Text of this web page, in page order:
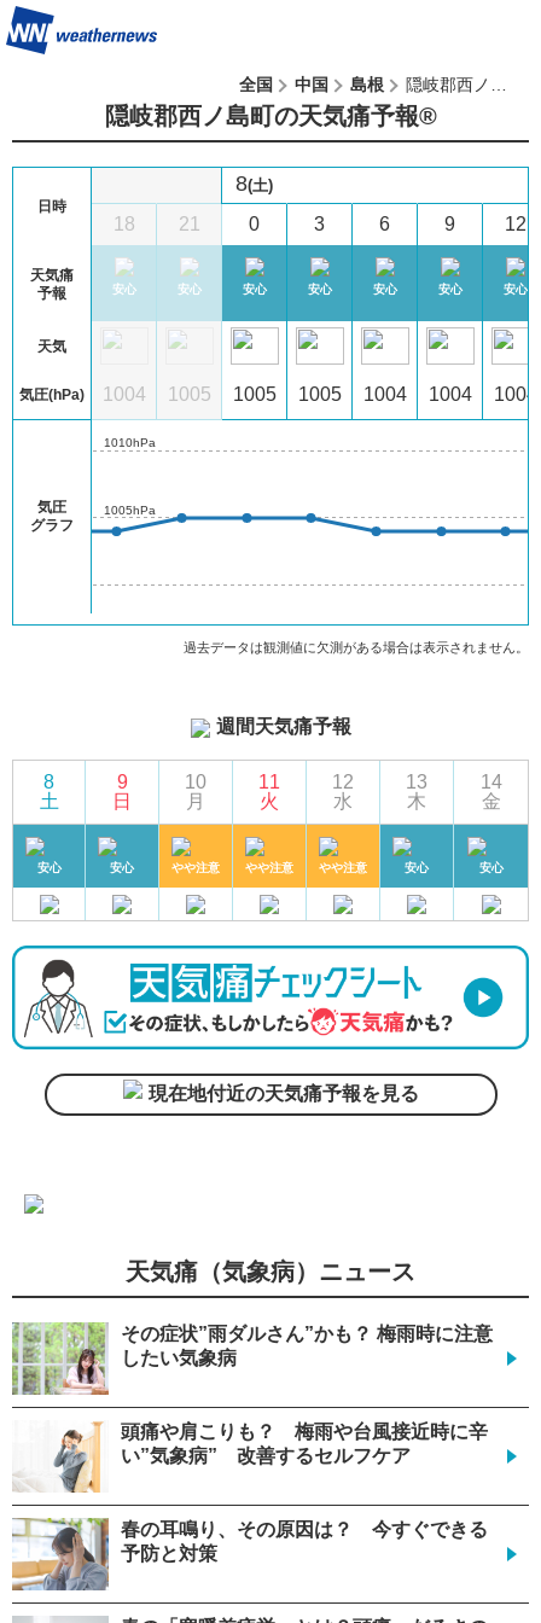
全国 中国 島根 隠岐郡西ノ島町
隠岐郡西ノ島町の天気痛予報®︎
日時
天気痛
予報
天気
気圧(hPa)
気圧
グラフ
やや注意
1004
18
安心
1004
21
安心
1005
8(土)
0
安心
1005
3
安心
1005
6
安心
1004
9
安心
1004
12
安心
1004
1005hPa
1010hPa
過去データは観測値に欠測がある場合は表示されません。
週間天気痛予報
8
土
安心
9
日
安心
10
月
やや注意
11
火
やや注意
12
水
やや注意
13
木
安心
14
金
安心
現在地付近の天気痛予報を見る
天気痛（気象病）ニュース
その症状”雨ダルさん”かも？ 梅雨時に注意
したい気象病
頭痛や肩こりも？ 梅雨や台風接近時に辛
い”気象病” 改善するセルフケア
春の耳鳴り、その原因は？ 今すぐできる
予防と対策